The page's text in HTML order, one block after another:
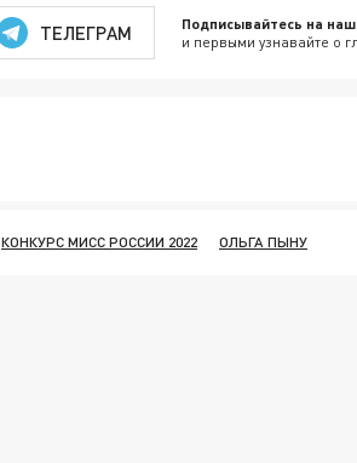
ТЕЛЕГРАМ Подписывайтесь на
и первыми узнавайте о
КОНКУРС МИСС РОССИИ 2022 ОЛЬГА ПЫНУ